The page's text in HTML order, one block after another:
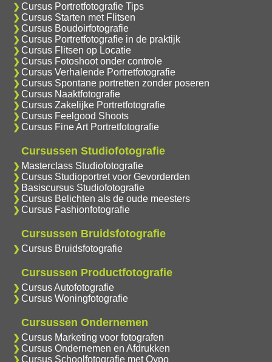
Cursus Portretfotografie Tips
Cursus Starten met Flitsen
Cursus Boudoirfotografie
Cursus Portretfotografie in de praktijk
Cursus Flitsen op Locatie
Cursus Fotoshoot onder controle
Cursus Verhalende Portretfotografie
Cursus Spontane portretten zonder poseren
Cursus Naaktfotografie
Cursus Zakelijke Portretfotografie
Cursus Feelgood Shoots
Cursus Fine Art Portretfotografie
Cursussen Studiofotografie
Masterclass Studiofotografie
Cursus Studioportret voor Gevorderden
Basiscursus Studiofotografie
Cursus Belichten als de oude meesters
Cursus Fashionfotografie
Cursussen Bruidsfotografie
Cursus Bruidsfotografie
Cursussen Productfotografie
Cursus Autofotografie
Cursus Woningfotografie
Cursussen Ondernemen
Cursus Marketing voor fotografen
Cursus Ondernemen en Afdrukken
Cursus Schoolfotografie met Oypo